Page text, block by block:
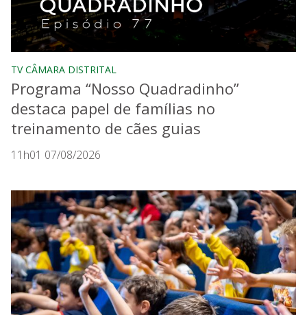
TV CÂMARA DISTRITAL
Programa “Nosso Quadradinho”
destaca papel de famílias no
treinamento de cães guias
11h01 07/08/2026